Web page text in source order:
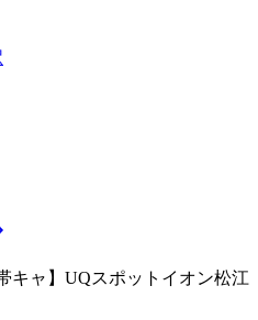
キャ】UQスポットイオン松江